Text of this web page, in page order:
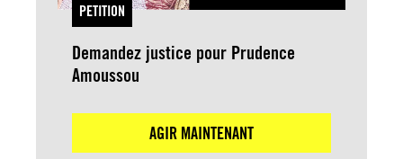
PETITION
Demandez justice pour Prudence
Amoussou
AGIR MAINTENANT